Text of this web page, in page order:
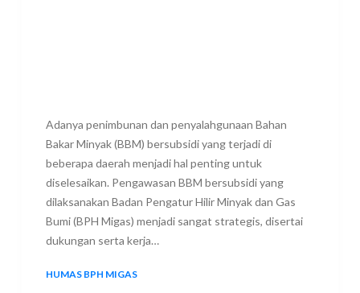
Adanya penimbunan dan penyalahgunaan Bahan
Bakar Minyak (BBM) bersubsidi yang terjadi di
beberapa daerah menjadi hal penting untuk
diselesaikan. Pengawasan BBM bersubsidi yang
dilaksanakan Badan Pengatur Hilir Minyak dan Gas
Bumi (BPH Migas) menjadi sangat strategis, disertai
dukungan serta kerja…
HUMAS BPH MIGAS